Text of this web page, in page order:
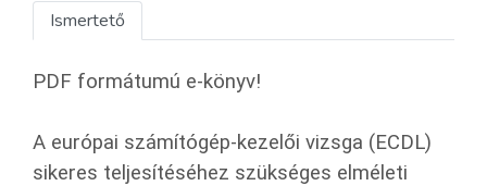
Ismertető
PDF formátumú e-könyv!
A európai számítógép-kezelői vizsga (ECDL)
sikeres teljesítéséhez szükséges elméleti